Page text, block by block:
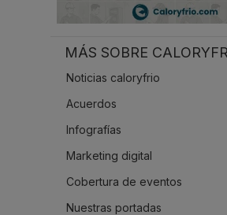
MÁS SOBRE
Noticias caloryfrio
Acuerdos
Infografías
Marketing digital
Cobertura de eventos
Nuestras portadas